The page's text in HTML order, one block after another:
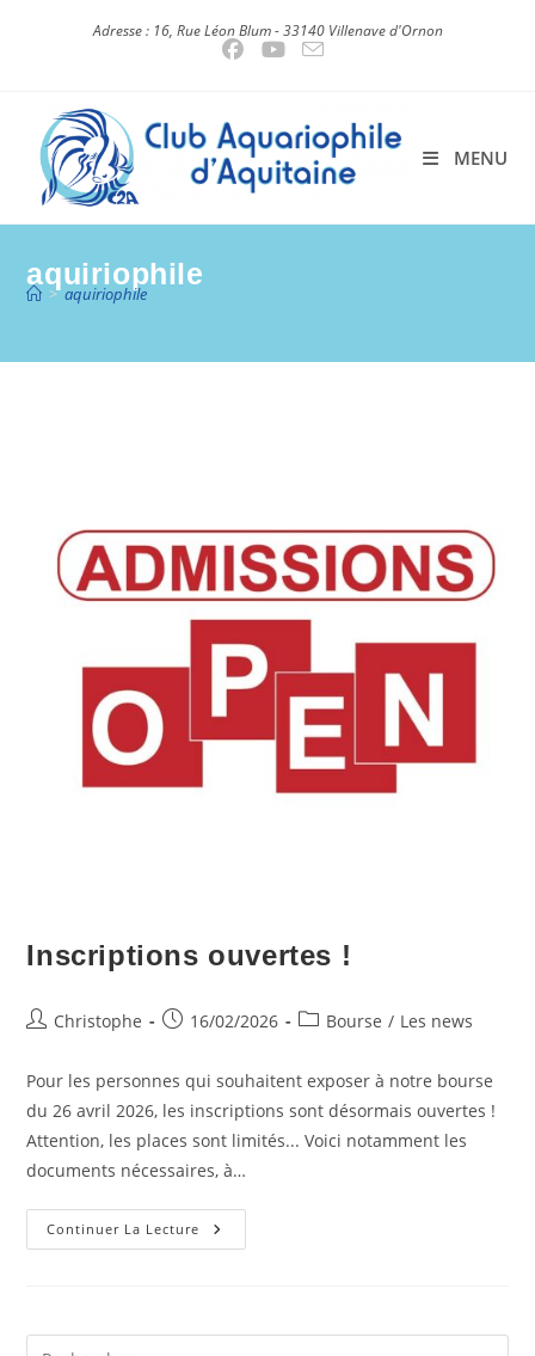
Adresse : 16, Rue Léon Blum - 33140 Villenave d'Ornon
MENU
aquiriophile
> aquiriophile
Inscriptions ouvertes !
Auteur/autrice
la
publication :
Christophe
Publication
16/02/2026
PostBourse / Les news
Pour les personnes qui souhaitent exposer à notre bourse
du 26 avril 2026, les inscriptions sont désormais ouvertes !
Attention, les places sont limités... Voici notamment les
documents nécessaires, à…
Continuer La Lecture Inscriptions
Ouvertes